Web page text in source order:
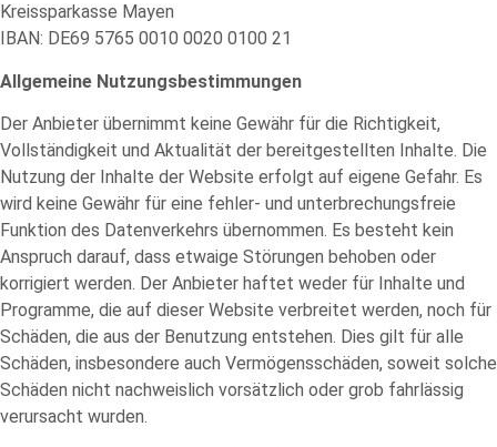
Kreissparkasse Mayen
IBAN: DE69 5765 0010 0020 0100 21
Allgemeine Nutzungsbestimmungen
Der Anbieter übernimmt keine Gewähr für die Richtigkeit,
Vollständigkeit und Aktualität der bereitgestellten Inhalte. Die
Nutzung der Inhalte der Website erfolgt auf eigene Gefahr. Es
wird keine Gewähr für eine fehler- und unterbrechungsfreie
Funktion des Datenverkehrs übernommen. Es besteht kein
Anspruch darauf, dass etwaige Störungen behoben oder
korrigiert werden. Der Anbieter haftet weder für Inhalte und
Programme, die auf dieser Website verbreitet werden, noch für
Schäden, die aus der Benutzung entstehen. Dies gilt für alle
Schäden, insbesondere auch Vermögensschäden, soweit solche
Schäden nicht nachweislich vorsätzlich oder grob fahrlässig
verursacht wurden.